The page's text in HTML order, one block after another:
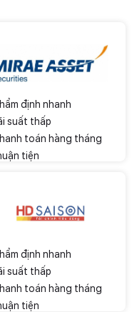
định nhanh
suất thấp
toán hàng tháng
tiện
định nhanh
suất thấp
toán hàng tháng
tiện